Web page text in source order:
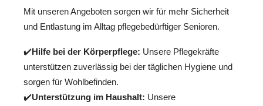
Mit unseren Angeboten sorgen wir für mehr Sicherheit
und Entlastung im Alltag pflegebedürftiger Senioren.
✔️Hilfe bei der Körperpflege: Unsere Pflegekräfte
unterstützen zuverlässig bei der täglichen Hygiene und
sorgen für Wohlbefinden.
✔️Unterstützung im Haushalt: Unsere